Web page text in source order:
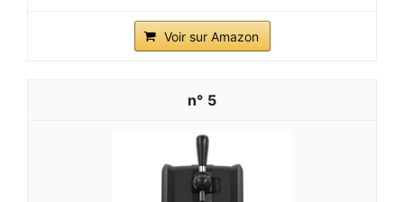
Voir sur Amazon
5